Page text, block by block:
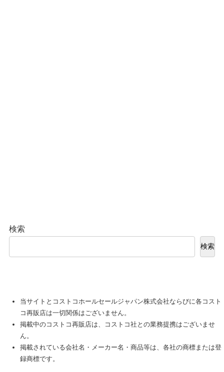
検索
検索
当サイトとコストコホールセールジャパン株式会社ならびに各コスト
コ再販店は一切関係はございません。
掲載中のコストコ再販店は、コストコ社との業務提携はございませ
ん。
掲載されている会社名・メーカー名・商品等は、各社の商標または登
録商標です。